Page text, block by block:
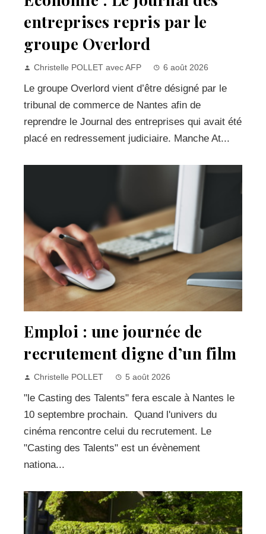
entreprises repris par le
groupe Overlord
Christelle POLLET avec AFP 6 août 2026
Le groupe Overlord vient d’être désigné par le
tribunal de commerce de Nantes afin de
reprendre le Journal des entreprises qui avait été
placé en redressement judiciaire. Manche At...
Emploi : une journée de
recrutement digne d’un film
Christelle POLLET 5 août 2026
"le Casting des Talents" fera escale à Nantes le
10 septembre prochain. Quand l'univers du
cinéma rencontre celui du recrutement. Le
"Casting des Talents" est un évènement
nationa...